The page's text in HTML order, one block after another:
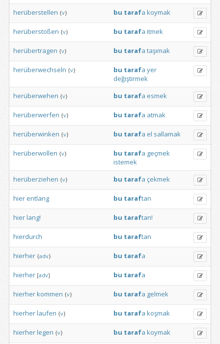
herüberstellen {v} bu tarafa koymak
herüberstoßen {v} bu tarafa itmek
herübertragen {v} bu tarafa taşımak
herüberwechseln {v} bu tarafa yer
değiştirmek
herüberwehen {v} bu tarafa esmek
herüberwerfen {v} bu tarafa atmak
herüberwinken {v} bu tarafa el sallamak
herüberwollen {v} bu tarafa geçmek
istemek
herüberziehen {v} bu tarafa çekmek
hier entlang bu taraftan
hierlang! bu taraftan!
hierdurch bu taraftan
hierher {adv} bu tarafa
hierher [adv] bu tarafa
hierherkommen {v} bu tarafa gelmek
hierherlaufen {v} bu tarafa koşmak
hierherlegen {v} bu tarafa koymak